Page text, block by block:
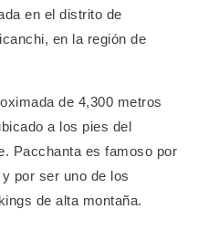
en el distrito de
en la región de
de 4,300 metros
a los pies del
Pacchanta es famoso por
por ser uno de los
de alta montaña.